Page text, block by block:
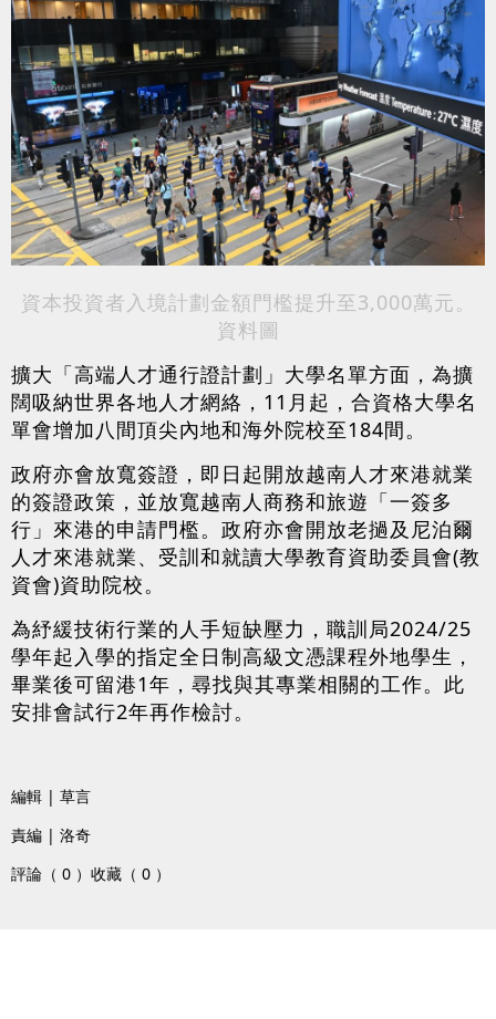
資本投資者入境計劃金額門檻提升至3,000萬元。
資料圖
擴大「高端人才通行證計劃」大學名單方面，為擴
闊吸納世界各地人才網絡，11月起，合資格大學名
單會增加八間頂尖內地和海外院校至184間。
政府亦會放寬簽證，即日起開放越南人才來港就業
的簽證政策，並放寬越南人商務和旅遊「一簽多
行」來港的申請門檻。政府亦會開放老撾及尼泊爾
人才來港就業、受訓和就讀大學教育資助委員會(教
資會)資助院校。
為紓緩技術行業的人手短缺壓力，職訓局2024/25
學年起入學的指定全日制高級文憑課程外地學生，
畢業後可留港1年，尋找與其專業相關的工作。此
安排會試行2年再作檢討。
編輯 | 草言
責編 | 洛奇
評論（ 0 ） 收藏（ 0 ）